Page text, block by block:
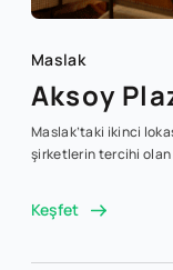
Maslak
Aksoy
Maslak’taki ikinci
şirketlerin tercihi olan
Keşfet